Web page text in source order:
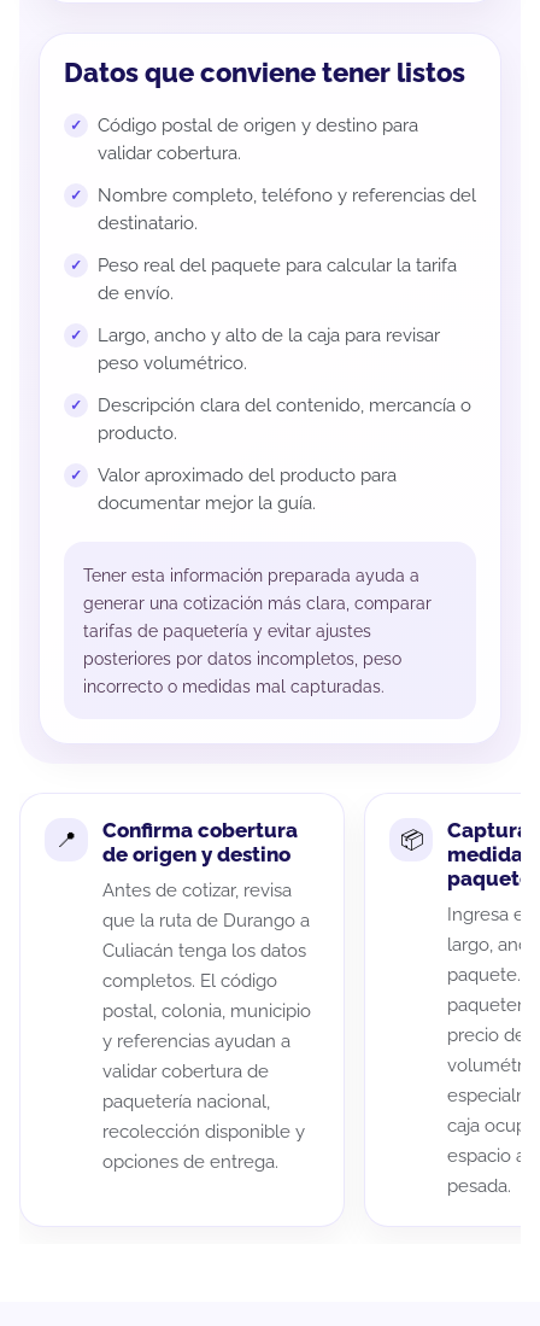
Datos que conviene tener listos
Código postal de origen y destino para
validar cobertura.
Nombre completo, teléfono y referencias del
destinatario.
Peso real del paquete para calcular la tarifa
de envío.
Largo, ancho y alto de la caja para revisar
peso volumétrico.
Descripción clara del contenido, mercancía o
producto.
Valor aproximado del producto para
documentar mejor la guía.
Tener esta información preparada ayuda a
generar una cotización más clara, comparar
tarifas de paquetería y evitar ajustes
posteriores por datos incompletos, peso
incorrecto o medidas mal capturadas.
Confirma cobertura
de origen y destino
Antes de cotizar, revisa
que la ruta de Durango a
Culiacán tenga los datos
completos. El código
postal, colonia, municipio
y referencias ayudan a
validar cobertura de
paquetería nacional,
recolección disponible y
opciones de entrega.
Captura
medidas
paquete
Ingresa el
largo,
paquete.
precio de
caja
espacio
pesada.